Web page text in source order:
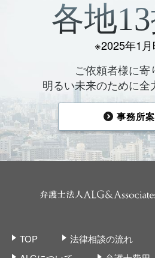
各地
※2025年1
ご依頼者様に寄
明るい未来のために全
事務所
TOP 法律相談の流れ